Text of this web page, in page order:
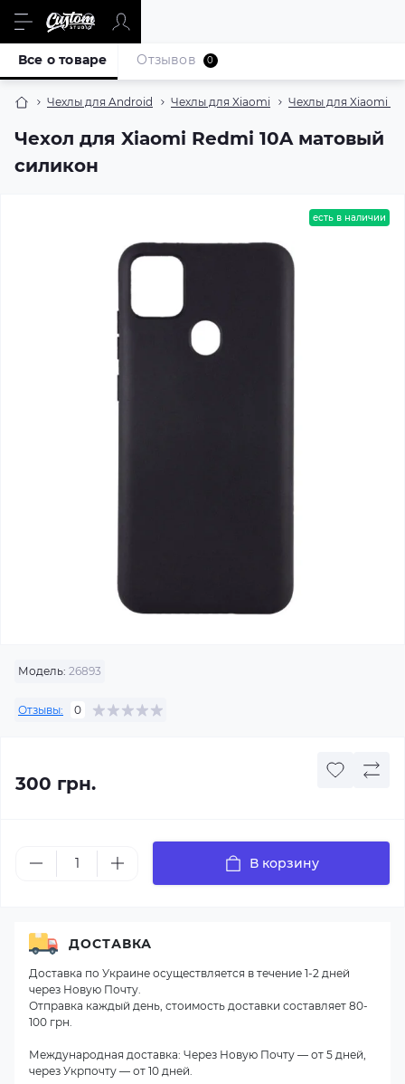
Чехлы для Android Чехлы для Xiaomi Чехлы для Xiaomi
Чехол для Xiaomi Redmi 10A матовый
силикон
Все о товаре Отзывов 0
есть в наличии
Модель: 26893
Отзывы: 0
300 грн.
В корзину
ДОСТАВКА
Доставка по Украине осуществляется в течение 1-2 дней
через Новую Почту.
Отправка каждый день, стоимость доставки составляет 80-
100 грн.
Международная доставка: Через Новую Почту — от 5 дней,
через Укрпочту — от 10 дней.